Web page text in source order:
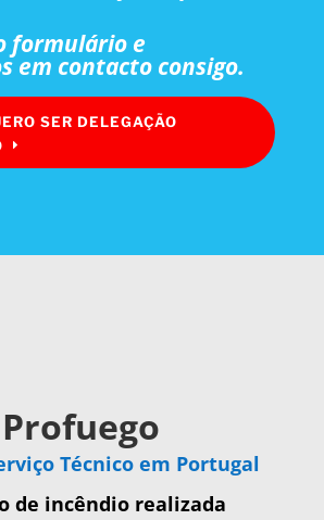
formulário e
em contacto consigo.
SER DELEGAÇÃO
Técnico em Portugal
de incêndio realizada